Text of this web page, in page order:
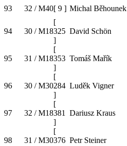
93 32 / M40[ 9 ] Michal Běhounek
94 30 / M18
[
325
]
David Schön
95 31 / M18
[
353
]
Tomáš Mařík
96 30 / M30
[
284
]
Luděk Vigner
97 32 / M18
[
381
]
Dariusz Kraus
98 31 / M30
[
376 Petr Steiner